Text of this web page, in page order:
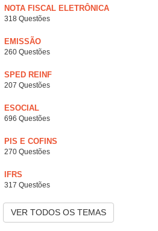
NOTA FISCAL ELETRÔNICA
318 Questões
EMISSÃO
260 Questões
SPED REINF
207 Questões
ESOCIAL
696 Questões
PIS E COFINS
270 Questões
IFRS
317 Questões
VER TODOS OS TEMAS